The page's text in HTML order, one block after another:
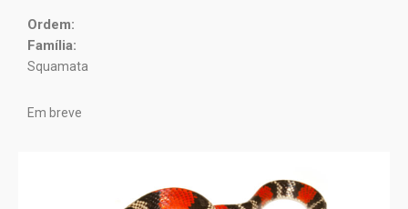
Ordem:
Família:
Squamata
Em breve